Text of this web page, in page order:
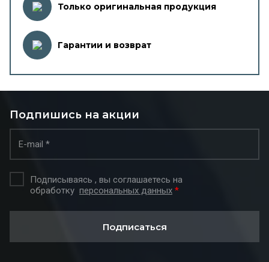
Только оригинальная продукция
Гарантии и возврат
Подпишись на акции
Подписываясь , вы соглашаетесь на
обработку персональных данных *
Подписаться